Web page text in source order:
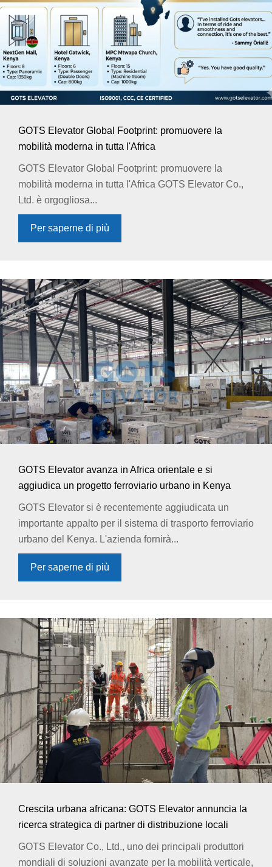
GOTS Elevator Global Footprint: promuovere la
mobilità moderna in tutta l'Africa
GOTS Elevator Global Footprint: promuovere la
mobilità moderna in tutta l'Africa GOTS Elevator Co.,
Ltd. è orgogliosa...
Per saperne di più
GOTS Elevator avanza in Africa orientale e si
aggiudica un progetto ferroviario urbano in Kenya
GOTS Elevator si è recentemente aggiudicata un
importante appalto per il sistema di trasporto ferroviario
urbano del Kenya. L'azienda fornirà...
Per saperne di più
Crescita urbana africana: GOTS Elevator annuncia la
ricerca strategica di partner di distribuzione locali
GOTS Elevator Co., Ltd., uno dei principali produttori
mondiali di soluzioni avanzate per la mobilità verticale,